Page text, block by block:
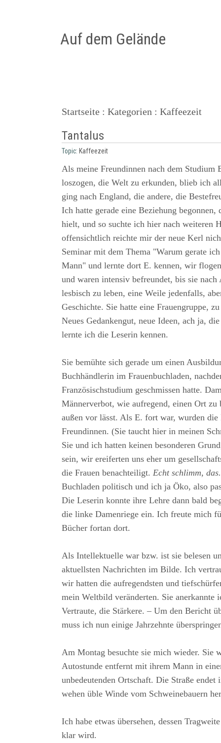
Auf dem Gelände
Startseite : Kategorien : Kaffeezeit
Tantalus
Topic: Kaffeezeit
Als meine Freundinnen nach dem Studium
loszogen, die Welt zu erkunden, blieb ich
ging nach England, die andere, die
Ich hatte gerade eine Beziehung
hielt, und so suchte ich hier nach weiteren
offensichtlich reichte mir der neue Kerl
Seminar mit dem Thema "Warum gerate
Mann" und lernte dort E. kennen, wir
und waren intensiv befreundet, bis sie
lesbisch zu leben, eine Weile jedenfalls,
Geschichte. Sie hatte eine Frauengruppe,
Neues Gedankengut, neue Ideen, ach ja,
lernte ich die Leserin kennen.
Sie bemühte sich gerade um einen
Buchhändlerin im Frauenbuchladen,
Französischstudium geschmissen hatte.
Männerverbot, wie aufregend, einen Ort zu
außen vor lässt. Als E. fort war, wurden
Freundinnen. (Sie taucht hier in meinen
Sie und ich hatten keinen besonderen
sein, wir ereiferten uns eher um
die Frauen benachteiligt. Echt schlimm, das.
Buchladen politisch und ich ja Öko, also
Die Leserin konnte ihre Lehre dann bald
die linke Damenriege ein. Ich freute mich
Bücher fortan dort.
Als Intellektuelle war bzw. ist sie belesen
aktuellsten Nachrichten im Bilde. Ich
wir hatten die aufregendsten und
mein Weltbild veränderten. Sie anerkannte
Vertraute, die Stärkere. – Um den Bericht
muss ich nun einige Jahrzehnte
Am Montag besuchte sie mich wieder. Sie
Autostunde entfernt mit ihrem Mann in
unbedeutenden Ortschaft. Die Straße endet
wehen üble Winde vom Schweinebauern
Ich habe etwas übersehen, dessen
klar wird.